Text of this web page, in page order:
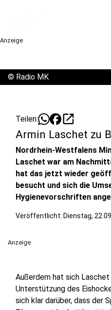
Anzeige
© Radio MK
Teilen: open_in_new
Armin Laschet zu
Nordrhein-Westfalens
Laschet war am
hat das jetzt wieder
besucht und sich die
Hygienevorschriften
Veröffentlicht: Dienstag,
Anzeige
Außerdem hat sich
Unterstützung des
sich klar darüber, dass der